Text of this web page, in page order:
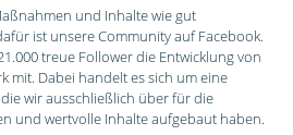
und Inhalte wie gut
ist unsere Community auf Facebook.
treue Follower die Entwicklung von
mit. Dabei handelt es sich um eine
wir ausschließlich über für die
und wertvolle Inhalte aufgebaut haben.